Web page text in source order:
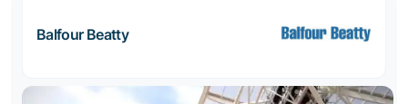
Balfour Beatty